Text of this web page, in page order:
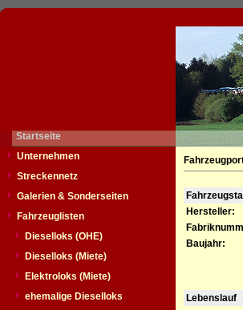
Startseite
Unternehmen
Streckennetz
Galerien & Sonderseiten
Fahrzeuglisten
Dieselloks (OHE)
Dieselloks (Miete)
Elektroloks (Miete)
ehemalige Dieselloks
Hersteller:
Baujahr:
Lebenslauf